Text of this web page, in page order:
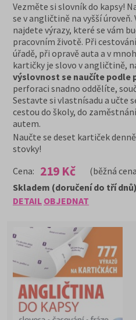
Vezměte si slovník do kapsy!
se v angličtině na vyšší
najdete výrazy, které se vám
pracovním životě. Při
úřadě, při opravě auta a v
kartičky je slovo v angličtině,
výslovnost se naučíte podle
perforaci snadno oddělíte,
Sestavte si vlastnísadu a učte
cestou do školy, do
autem.
Naučte se deset kartiček
stovky!
Cena: 219 Kč (běžná
DETAIL OBJEDNAT
Skladem (doručení do tří dnů)